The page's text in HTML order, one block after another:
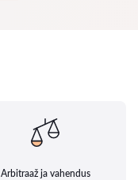
Arbitraaž ja vahendus